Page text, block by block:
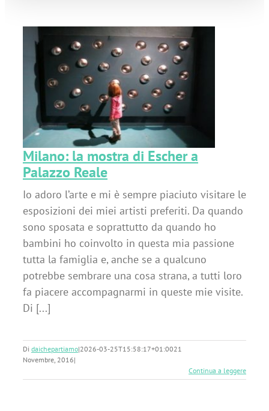
Milano: la mostra di Escher a
Palazzo Reale
Io adoro l’arte e mi è sempre piaciuto visitare le
esposizioni dei miei artisti preferiti. Da quando
sono sposata e soprattutto da quando ho
bambini ho coinvolto in questa mia passione
tutta la famiglia e, anche se a qualcuno
potrebbe sembrare una cosa strana, a tutti loro
fa piacere accompagnarmi in queste mie visite.
Di [...]
Di daichepartiamo|2026-03-25T15:58:17+01:0021
Novembre, 2016|
Continua a leggere